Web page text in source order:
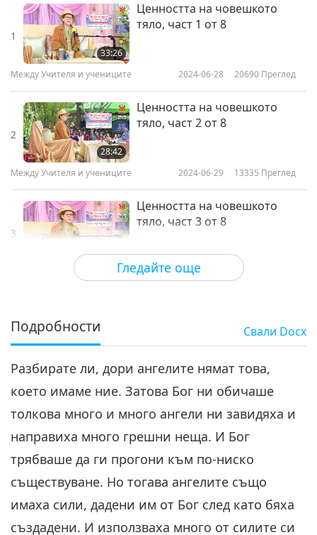
Гледайте още
1
33:26
Ценността на човешкото
тяло, част 1 от 8
Между Учителя и учениците 2024-06-28 20690 Преглед
2
28:42
Ценността на човешкото
тяло, част 2 от 8
Между Учителя и учениците 2024-06-29 13335 Преглед
3
Ценността на човешкото
тяло, част 3 от 8
Между Учителя и учениците 2024-06-30 12600
29:46
Между Учителя и учениците 2024-07-01 12540Преглед
тяло, част 5 от 8
Между Учителя и учениците
6
Ценността на човешкото
тяло, част 6 от 8
Подробности Свали Docx
Разбирате ли, дори ангелите нямат това,
което имаме ние. Затова Бог ни обичаше
толкова много и много ангели ни завидяха и
направиха много грешни неща. И Бог
трябваше да ги прогони към по-ниско
съществуване. Но тогава ангелите също
имаха сили, дадени им от Бог след като бяха
създадени. И използваха много от силите си